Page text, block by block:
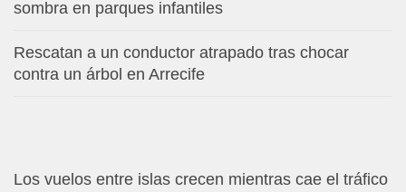
sombra en parques infantiles
Rescatan a un conductor atrapado tras chocar
contra un árbol en Arrecife
Los vuelos entre islas crecen mientras cae el tráfico